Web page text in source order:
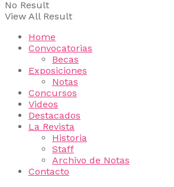
No Result
View All Result
Home
Convocatorias
Becas
Exposiciones
Notas
Concursos
Videos
Destacados
La Revista
Historia
Staff
Archivo de Notas
Contacto